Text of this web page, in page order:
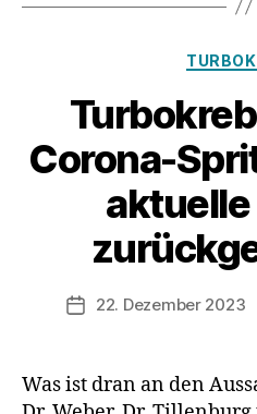
Corona-
Veröffentlichungsdatum
22. Dezember 2023
Was ist dran an den